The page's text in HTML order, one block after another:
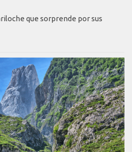
que sorprende por sus